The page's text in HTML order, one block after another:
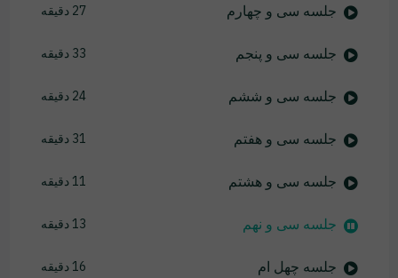
جلسه سی و چهارم 27 دقیقه
جلسه سی و پنجم 33 دقیقه
جلسه سی و ششم 24 دقیقه
جلسه سی و هفتم 31 دقیقه
جلسه سی و هشتم 11 دقیقه
جلسه سی و نهم 13 دقیقه
جلسه چهل ام 16 دقیقه